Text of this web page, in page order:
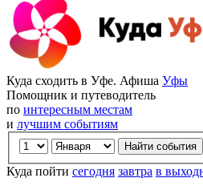
Куда сходить в Уфе. Афиша Уфы
Помощник и путеводитель
по интересным местам
и лучшим событиям
Куда пойти сегодня завтра в